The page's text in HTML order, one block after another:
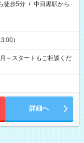
徒歩5分 / 中目黒駅から
）
スタートもご相談くだ
詳細へ